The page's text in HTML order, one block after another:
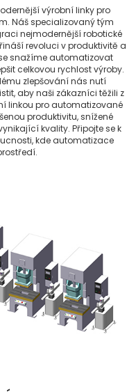
výrobní linky pro
Náš specializovaný tým
nejmodernější robotické
revoluci v produktivitě a
snažíme automatizovat
celkovou rychlost výroby.
zlepšování nás nutí
aby naši zákazníci těžili z
linkou pro automatizované
produktivitu, snížené
kvality. Připojte se k
kde automatizace